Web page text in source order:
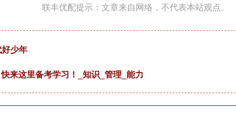
联丰优配提示：文章来自网络，不代表本站观点。
少年
来这里备考学习！_知识_管理_能力